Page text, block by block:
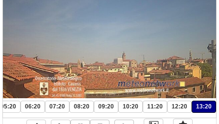
05:20 06:20 07:20 08:20 09:20 10:20 11:20 12:20 13:20